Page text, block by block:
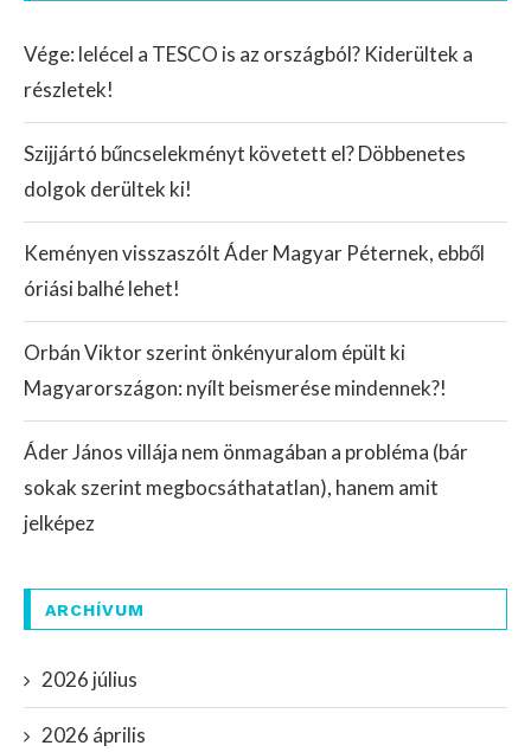
Vége: lelécel a TESCO is az országból? Kiderültek a
részletek!
Szijjártó bűncselekményt követett el? Döbbenetes
dolgok derültek ki!
Keményen visszaszólt Áder Magyar Péternek, ebből
óriási balhé lehet!
Orbán Viktor szerint önkényuralom épült ki
Magyarországon: nyílt beismerése mindennek?!
Áder János villája nem önmagában a probléma (bár
sokak szerint megbocsáthatatlan), hanem amit
jelképez
ARCHÍVUM
2026 július
2026 április